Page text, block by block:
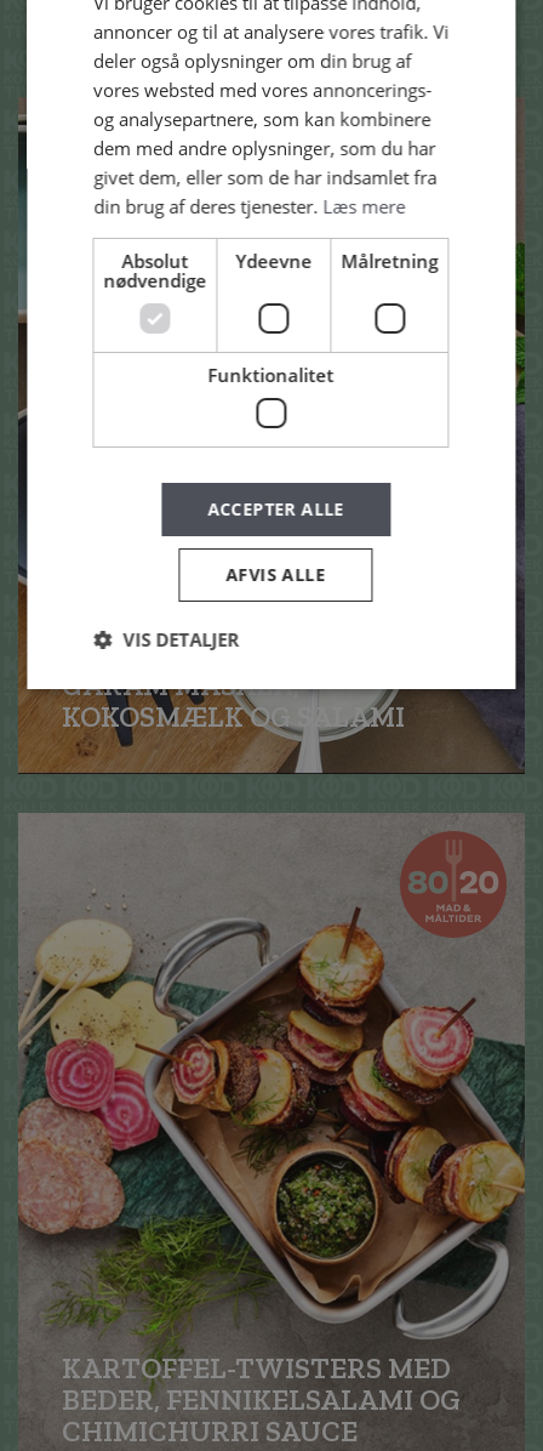
OPSKRIFTER
ONE POT LINSEGRYDE MED
GARAM MASALA,
KOKOSMÆLK OG SALAMI
KARTOFFEL-TWISTERS MED
BEDER, FENNIKELSALAMI OG
CHIMICHURRI SAUCE
annoncer og til at analysere vores trafik. Vi
deler også oplysninger om din brug af
vores websted med vores annoncerings-
og analysepartnere, som kan kombinere
dem med andre oplysninger, som du har
givet dem, eller som de har indsamlet fra
din brug af deres tjenester. Læs mere
Absolut
nødvendige
Ydeevne Målretning
Funktionalitet
ACCEPTER ALLE
AFVIS ALLE
VIS DETALJER